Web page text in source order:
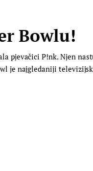
Bowlu!
pjevačici P!nk. Njen
je najgledaniji